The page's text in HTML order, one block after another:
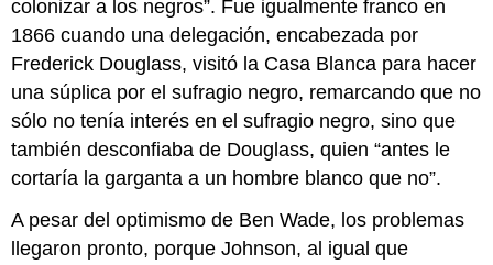
colonizar a los negros”. Fue igualmente franco en
1866 cuando una delegación, encabezada por
Frederick Douglass, visitó la Casa Blanca para hacer
una súplica por el sufragio negro, remarcando que no
sólo no tenía interés en el sufragio negro, sino que
también desconfiaba de Douglass, quien “antes le
cortaría la garganta a un hombre blanco que no”.
A pesar del optimismo de Ben Wade, los problemas
llegaron pronto, porque Johnson, al igual que